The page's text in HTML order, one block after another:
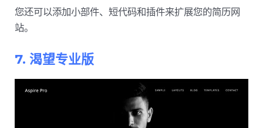
您还可以添加小部件、短代码和插件来扩展您的简历网
站。
7. 渴望专业版